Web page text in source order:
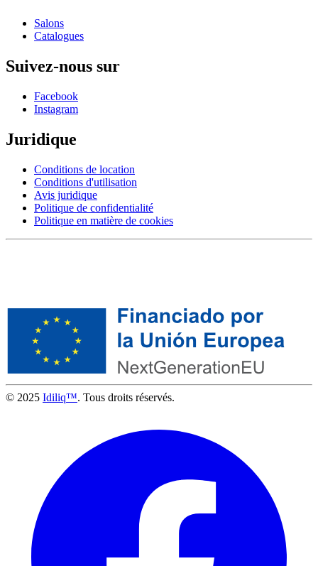
Salons
Catalogues
Suivez-nous sur
Facebook
Instagram
Juridique
Conditions de location
Conditions d'utilisation
Avis juridique
Politique de confidentialité
Politique en matière de cookies
© 2025 Idiliq™. Tous droits réservés.